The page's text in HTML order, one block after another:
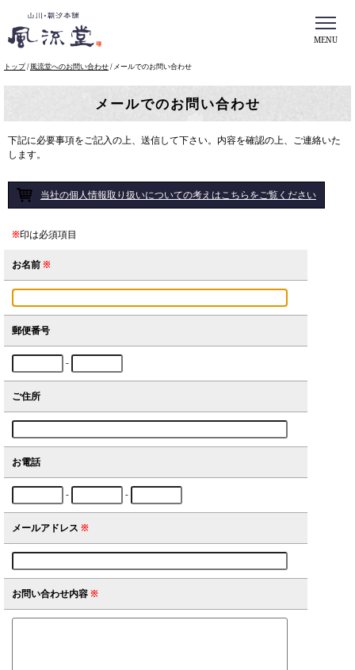
このページの本文へ
MENU
現
置：
トップ/風流堂へのお問い合わせ/メールでのお問い合わせ
メールでのお問い合わせ
下記に必要事項をご記入の上、送信して下さい。内容を確認の上、ご連絡いた
します。
当社の個人情報取り扱いについての考えはこちらをご覧ください
※印は必須項目
お名前※
郵便番号
-
ご住所
お電話
- -
メールアドレス ※
お問い合わせ内容※